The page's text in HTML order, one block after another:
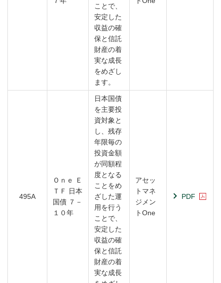
ことで、
安定した
収益の確
保と信託
財産の着
実な成長
をめざし
ます。
495A
Ｏｎｅ Ｅ
ＴＦ 日本
国債 ７－
１０年
日本国債
を主要投
資対象と
し、残存
年限毎の
投資金額
が同額程
度となる
ことをめ
ざした運
用を行う
ことで、
安定した
収益の確
保と信託
財産の着
実な成長
アセッ
トマネ
ジメン
トOne
PDF